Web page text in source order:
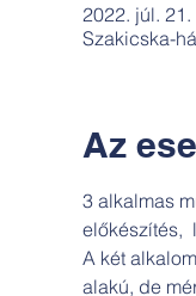
2022. júl.
Szakicska-
Az
3 alkalmas
előkészítés,
A két
alakú, de